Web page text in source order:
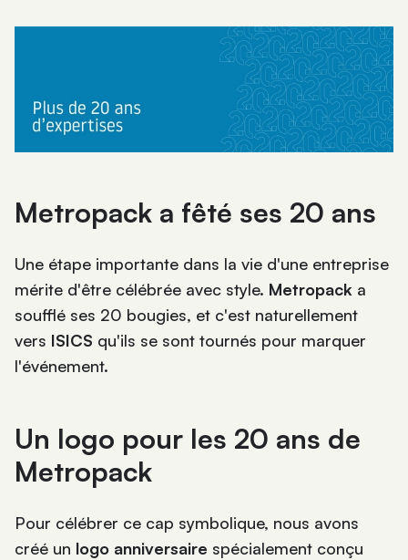
Metropack a fêté ses 20 ans
Une étape importante dans la vie d'une entreprise
mérite d'être célébrée avec style. Metropack a
soufflé ses 20 bougies, et c'est naturellement
vers ISICS qu'ils se sont tournés pour marquer
l'événement.
Un logo pour les 20 ans de
Metropack
Pour célébrer ce cap symbolique, nous avons
créé un logo anniversaire spécialement conçu